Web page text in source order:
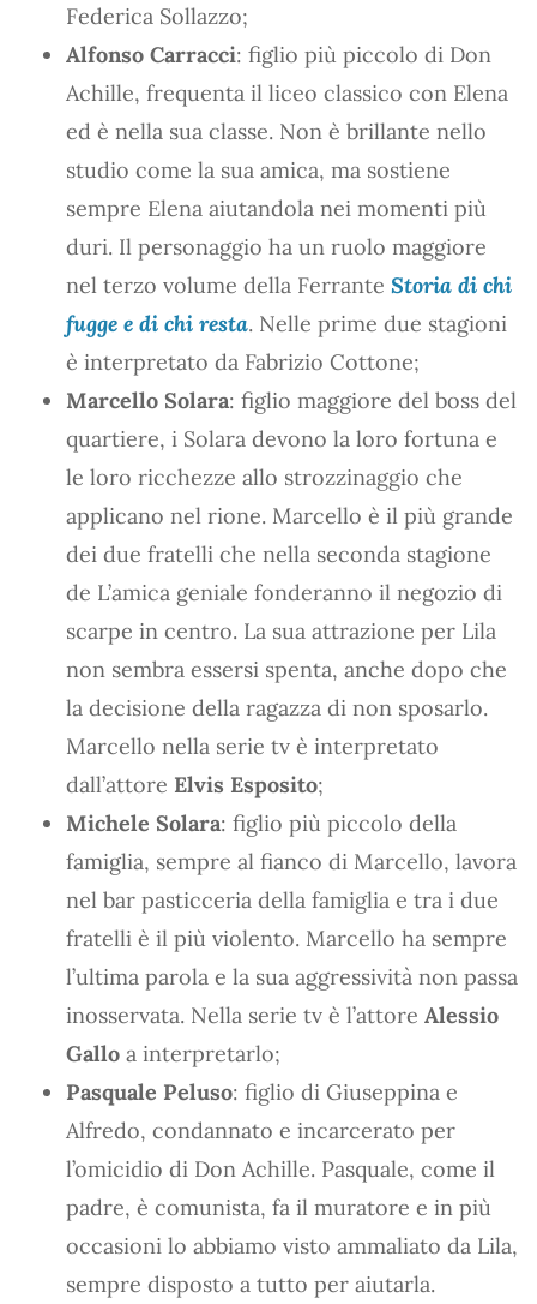
Federica Sollazzo;
Alfonso Carracci: figlio più piccolo di Don
Achille, frequenta il liceo classico con Elena
ed è nella sua classe. Non è brillante nello
studio come la sua amica, ma sostiene
sempre Elena aiutandola nei momenti più
duri. Il personaggio ha un ruolo maggiore
nel terzo volume della Ferrante Storia di chi
fugge e di chi resta. Nelle prime due stagioni
è interpretato da Fabrizio Cottone;
Marcello Solara: figlio maggiore del boss del
quartiere, i Solara devono la loro fortuna e
le loro ricchezze allo strozzinaggio che
applicano nel rione. Marcello è il più grande
dei due fratelli che nella seconda stagione
de L’amica geniale fonderanno il negozio di
scarpe in centro. La sua attrazione per Lila
non sembra essersi spenta, anche dopo che
la decisione della ragazza di non sposarlo.
Marcello nella serie tv è interpretato
dall’attore Elvis Esposito;
Michele Solara: figlio più piccolo della
famiglia, sempre al fianco di Marcello, lavora
nel bar pasticceria della famiglia e tra i due
fratelli è il più violento. Marcello ha sempre
l’ultima parola e la sua aggressività non passa
inosservata. Nella serie tv è l’attore Alessio
Gallo a interpretarlo;
Pasquale Peluso: figlio di Giuseppina e
Alfredo, condannato e incarcerato per
l’omicidio di Don Achille. Pasquale, come il
padre, è comunista, fa il muratore e in più
occasioni lo abbiamo visto ammaliato da Lila,
sempre disposto a tutto per aiutarla.